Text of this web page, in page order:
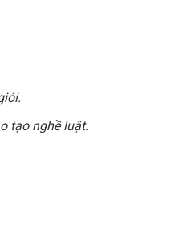
tạo nghề luật.